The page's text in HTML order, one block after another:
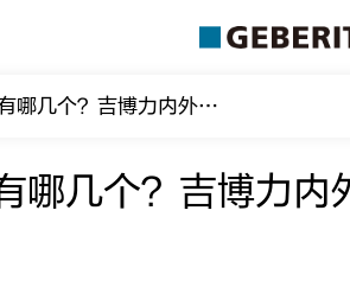
十大卫浴品牌有哪几个？吉博力内外兼修守护品质生活
哪几个？吉博力内